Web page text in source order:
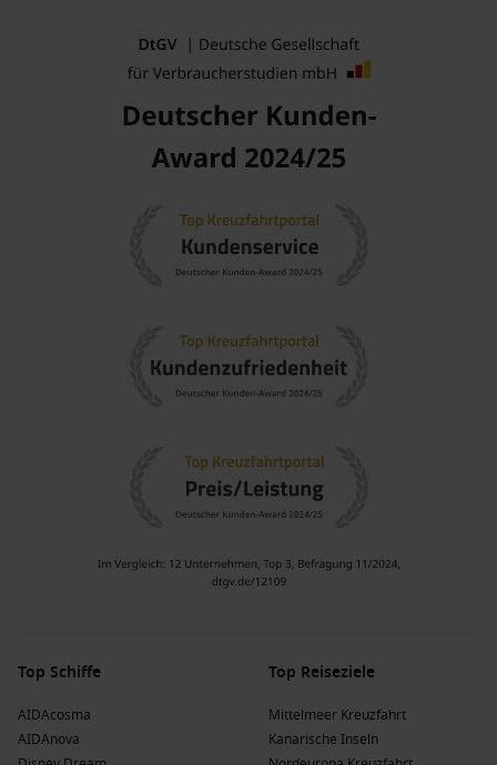
Top Schiffe
AIDAcosma
AIDAnova
Top Reiseziele
Mittelmeer Kreuzfahrt
Kanarische Inseln